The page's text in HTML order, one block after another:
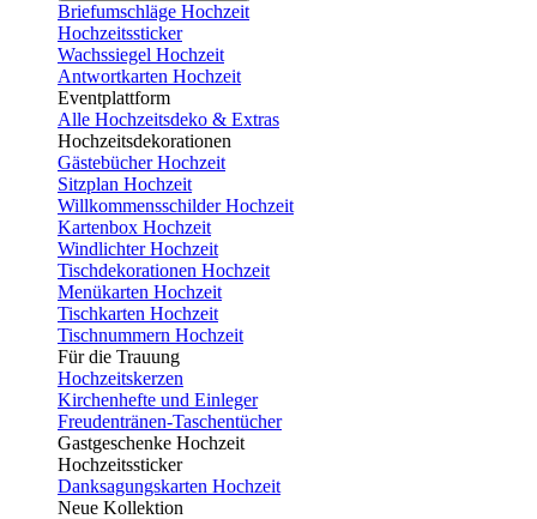
Briefumschläge Hochzeit
Hochzeitssticker
Wachssiegel Hochzeit
Antwortkarten Hochzeit
Eventplattform
Alle Hochzeitsdeko & Extras
Hochzeitsdekorationen
Gästebücher Hochzeit
Sitzplan Hochzeit
Willkommensschilder Hochzeit
Kartenbox Hochzeit
Windlichter Hochzeit
Tischdekorationen Hochzeit
Menükarten Hochzeit
Tischkarten Hochzeit
Tischnummern Hochzeit
Für die Trauung
Hochzeitskerzen
Kirchenhefte und Einleger
Freudentränen-Taschentücher
Gastgeschenke Hochzeit
Hochzeitssticker
Danksagungskarten Hochzeit
Neue Kollektion